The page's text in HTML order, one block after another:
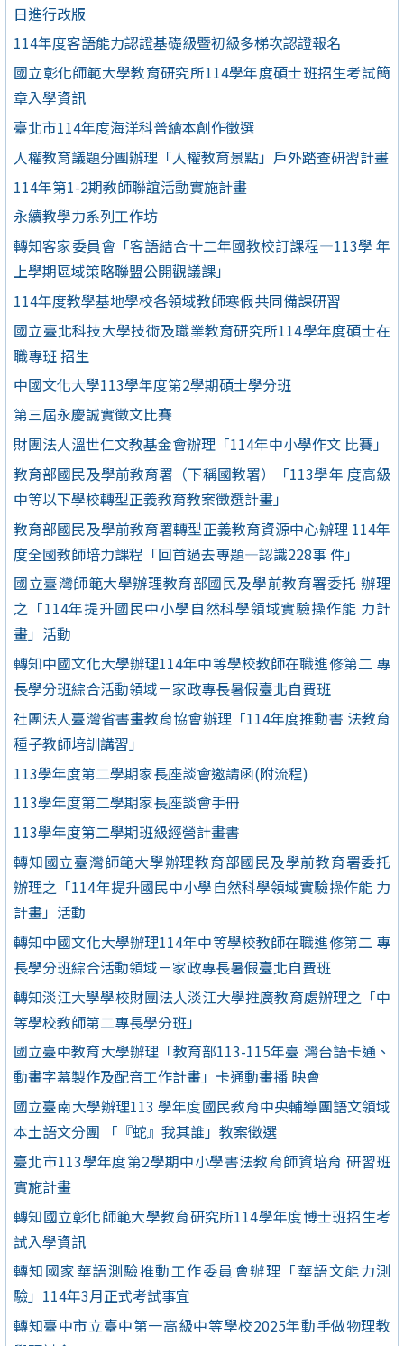
日進行改版
114年度客語能力認證基礎級暨初級多梯次認證報名
國立彰化師範大學教育研究所114學年度碩士班招生考試簡
章入學資訊
臺北市114年度海洋科普繪本創作徵選
人權教育議題分團辦理「人權教育景點」戶外踏查研習計畫
114年第1-2期教師聯誼活動實施計畫
永續教學力系列工作坊
轉知客家委員會「客語結合十二年國教校訂課程—113學 年
上學期區域策略聯盟公開觀議課」
114年度教學基地學校各領域教師寒假共同備課研習
國立臺北科技大學技術及職業教育研究所114學年度碩士在
職專班 招生
中國文化大學113學年度第2學期碩士學分班
第三屆永慶誠實徵文比賽
財團法人溫世仁文教基金會辦理「114年中小學作文 比賽」
教育部國民及學前教育署（下稱國教署）「113學年 度高級
中等以下學校轉型正義教育教案徵選計畫」
教育部國民及學前教育署轉型正義教育資源中心辦理 114年
度全國教師培力課程「回首過去專題—認識228事 件」
國立臺灣師範大學辦理教育部國民及學前教育署委托 辦理
之「114年提升國民中小學自然科學領域實驗操作能 力計
畫」活動
轉知中國文化大學辦理114年中等學校教師在職進修第二 專
長學分班綜合活動領域－家政專長暑假臺北自費班
社團法人臺灣省書畫教育協會辦理「114年度推動書 法教育
種子教師培訓講習」
113學年度第二學期家長座談會邀請函(附流程)
113學年度第二學期家長座談會手冊
113學年度第二學期班級經營計畫書
轉知國立臺灣師範大學辦理教育部國民及學前教育署委托
辦理之「114年提升國民中小學自然科學領域實驗操作能 力
計畫」活動
轉知中國文化大學辦理114年中等學校教師在職進修第二 專
長學分班綜合活動領域－家政專長暑假臺北自費班
轉知淡江大學學校財團法人淡江大學推廣教育處辦理之「中
等學校教師第二專長學分班」
國立臺中教育大學辦理「教育部113-115年臺 灣台語卡通、
動畫字幕製作及配音工作計畫」卡通動畫播 映會
國立臺南大學辦理113 學年度國民教育中央輔導團語文領域
本土語文分團 「『蛇』我其誰」教案徵選
臺北市113學年度第2學期中小學書法教育師資培育 研習班
實施計畫
轉知國立彰化師範大學教育研究所114學年度博士班招生考
試入學資訊
轉知國家華語測驗推動工作委員會辦理「華語文能力測
驗」114年3月正式考試事宜
轉知臺中市立臺中第一高級中等學校2025年動手做物理教